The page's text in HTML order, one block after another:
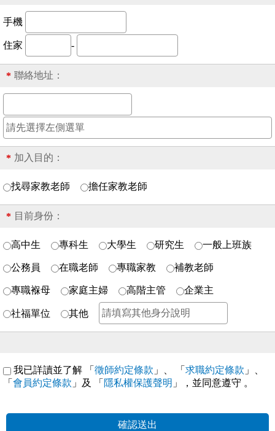
手機
住家 -
* 聯絡地址：
* 加入目的：
找尋家教老師 擔任家教老師
* 目前身份：
高中生 專科生 大學生 研究生 一般上班族
公務員 在職老師 專職家教 補教老師
專職褓母 家庭主婦 高階主管 企業主
社福單位 其他
我已詳讀並了解 「 徵師約定條款 」、 「 求職約定條款 」、
「 會員約定條款 」及 「 隱私權保護聲明 」，並同意遵守 。
確認送出